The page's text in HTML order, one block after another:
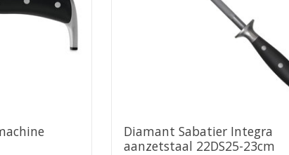
Diamant Sabatier Integra
aanzetstaal 22DS25-23cm